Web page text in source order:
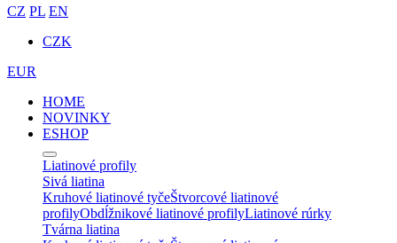
CZ PL EN
CZK
EUR
HOME
NOVINKY
ESHOP
Liatinové profily
Sivá liatina
Kruhové liatinové tyčeŠtvorcové liatinové
profilyObdĺžnikové liatinové profilyLiatinové rúrky
Tvárna liatina